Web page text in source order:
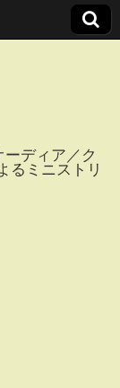
ー
ャ
ディア／ク
るミニストリ